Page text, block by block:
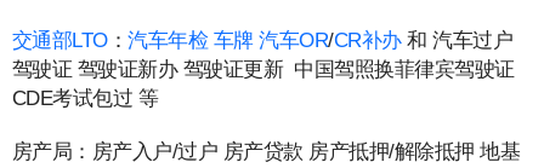
交通部LTO：汽车年检 车牌 汽车OR/CR补办和 汽车过户
驾驶证 驾驶证新办 驾驶证更新 中国驾照换菲律宾驾驶证
CDE考试包过 等
房产局：房产入户/过户 房产贷款 房产抵押/解除抵押 地基